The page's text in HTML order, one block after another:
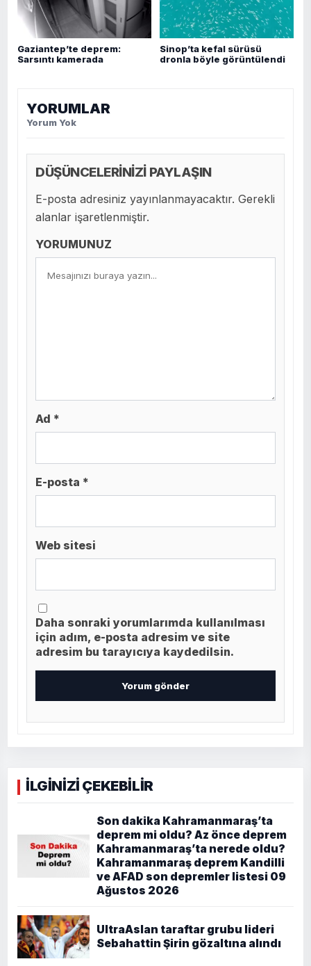
Gaziantep’te deprem:
Sarsıntı kamerada
Sinop’ta kefal sürüsü
dronla böyle görüntülendi
YORUMLAR
Yorum Yok
DÜŞÜNCELERİNİZİ PAYLAŞIN
E-posta adresiniz yayınlanmayacaktır. Gerekli
alanlar işaretlenmiştir.
YORUMUNUZ
Ad *
E-posta *
Web sitesi
Daha sonraki yorumlarımda kullanılması
için adım, e-posta adresim ve site
adresim bu tarayıcıya kaydedilsin.
İLGİNİZİ ÇEKEBİLİR
Son dakika Kahramanmaraş’ta
deprem mi oldu? Az önce deprem
Kahramanmaraş’ta nerede oldu?
Kahramanmaraş deprem Kandilli
ve AFAD son depremler listesi 09
Ağustos 2026
UltraAslan taraftar grubu lideri
Sebahattin Şirin gözaltına alındı